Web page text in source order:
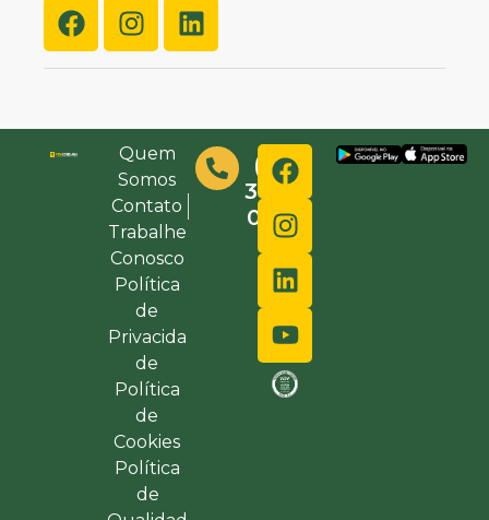
Quem
Somos
Contato
Trabalhe
Conosco
Política
de
Privacida
de
Política
de
Cookies
Política
de
(48)
3632-
0000